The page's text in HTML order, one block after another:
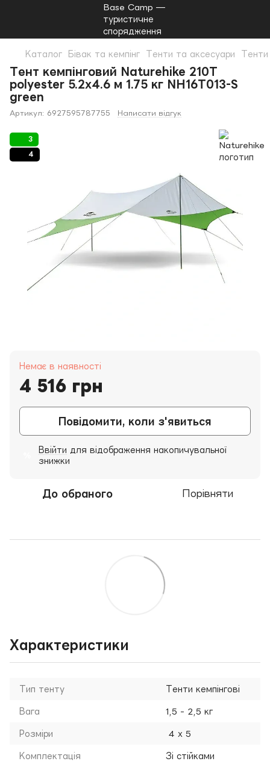
Каталог Бівак та кемпінг Тенти та аксесуари
Тент кемпінговий Naturehike 210T
polyester 5.2х4.6 м 1.75 кг NH16T013-S
green
Артикул: 6927595787755 Написати відгук
3
4
Немає в наявності
4 516 грн
Повідомити, коли з'явиться
Ввійти для відображення накопичувальної
знижки
До обраного Порівняти
Характеристики
Тип тенту Тенти кемпінгові
Вага 1,5 - 2,5 кг
Розміри 4 х 5
Комплектація Зі стійками